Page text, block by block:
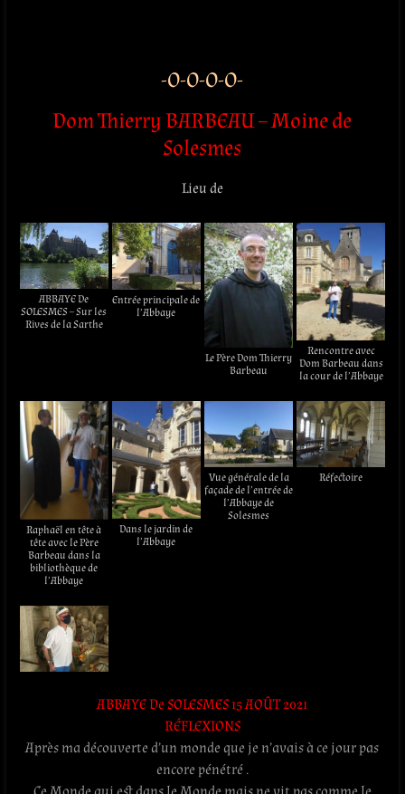
-O-O-O-O-
Dom Thierry BARBEAU – Moine de
Solesmes
Lieu de
ABBAYE De
SOLESMES – Sur les
Rives de la Sarthe
Entrée principale de
l’Abbaye
Le Père Dom Thierry
Barbeau
Rencontre avec
Dom Barbeau dans
la cour de l’Abbaye
Raphaël en tête à
tête avec le Père
Barbeau dans la
bibliothèque de
l’Abbaye
Dans le jardin de
l’Abbaye
Vue générale de la
façade de l’entrée de
l’Abbaye de
Solesmes
Réfectoire
ABBAYE De SOLESMES 15 AOÛT 2021
RÉFLEXIONS
Après ma découverte d’un monde que je n’avais à ce jour pas
encore pénétré .